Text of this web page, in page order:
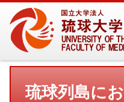
琉球列島に